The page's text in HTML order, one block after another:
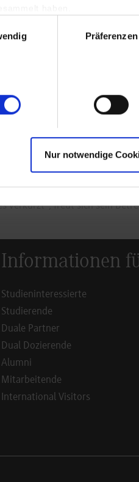
Präferenzen
Nur notwendige
an Datenbanken sind
Systemen, effizient,
der gestellten Anfrage
Der entwickelte
Datenbank-Produkten
des Praxispartners IBM
hat in seiner Praxisphase
nicht nur deutlich präzisere
Abfrageoptimierung deutlich
verkürzt“, freut sich sein
Informationen
Studieninteressierte
Studierende
Duale Partner
Dual Dozierende
Alumni
Mitarbeitende
International Visitors